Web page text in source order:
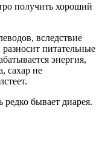
получить хороший
вследствие
питательные
энергия,
сахар не
бывает диарея.